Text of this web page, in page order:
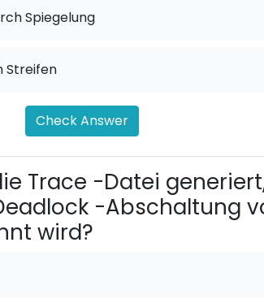
Spiegelung
Streifen
Check Answer
Trace -Datei
-Abschaltung
wird?